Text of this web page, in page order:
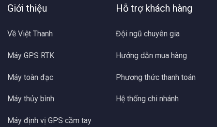
Giới thiệu
Về Việt Thanh
Máy GPS RTK
Máy toàn đạc
Máy thủy bình
Máy định vị GPS cầm tay
Hỗ trợ khách hàng
Đội ngũ chuyên gia
Hướng dẫn mua hàng
Phương thức thanh toán
Hệ thống chi nhánh